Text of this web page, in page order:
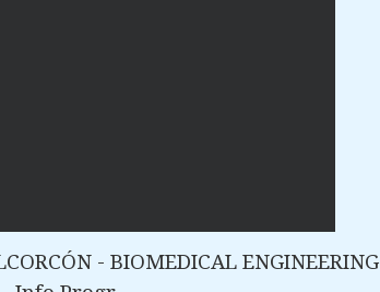
- BIOMEDICAL ENGINEERING